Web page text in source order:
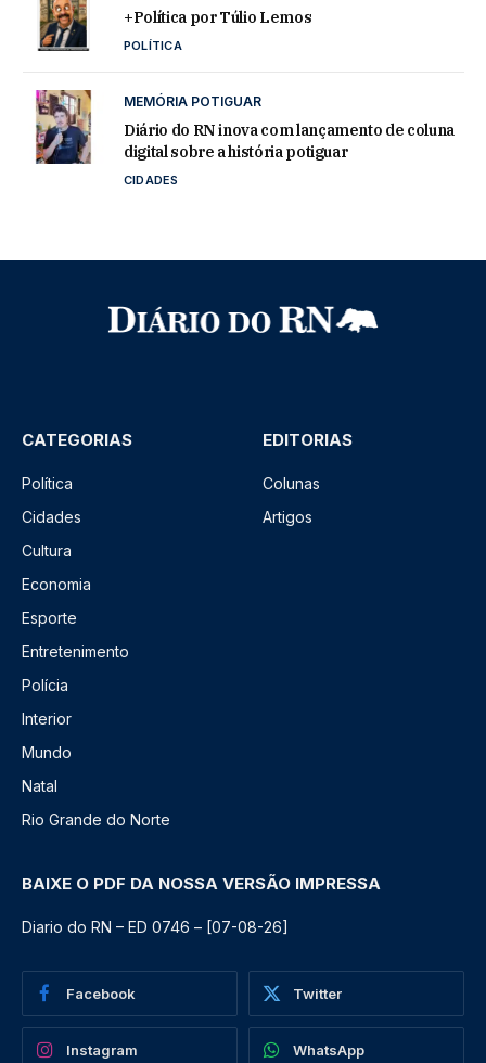
+Política por Túlio Lemos
POLÍTICA
MEMÓRIA POTIGUAR
Diário do RN inova com lançamento de coluna
digital sobre a história potiguar
CIDADES
CATEGORIAS
Política
Cidades
Cultura
Economia
Esporte
Entretenimento
Polícia
Interior
Mundo
Natal
Rio Grande do Norte
EDITORIAS
Colunas
Artigos
BAIXE O PDF DA NOSSA VERSÃO IMPRESSA
Diario do RN – ED 0746 – [07-08-26]
Facebook Twitter
Instagram WhatsApp